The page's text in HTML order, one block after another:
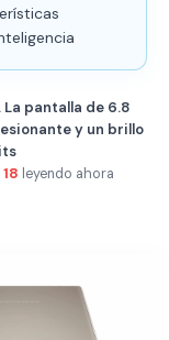
pantalla de 6.8
y un brillo
18 leyendo ahora